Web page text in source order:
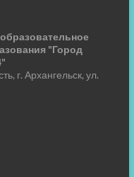
"Город
г. Архангельск, ул.